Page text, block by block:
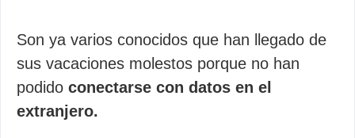
Son ya varios conocidos que han llegado de
sus vacaciones molestos porque no han
podido conectarse con datos en el
extranjero.